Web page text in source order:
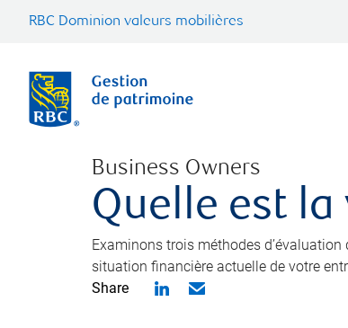
RBC Dominion valeurs mobilières
Business Owners
Quelle est
Examinons trois méthodes d’évaluation
situation financière actuelle de votre
Share